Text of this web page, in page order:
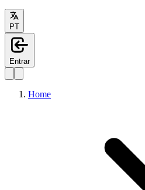
PT
Entrar
Home